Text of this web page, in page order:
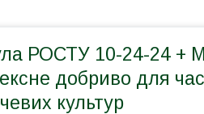
РОСТУ 10-24-24 +
добриво для
культур